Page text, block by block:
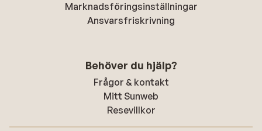
Marknadsföringsinställningar
Ansvarsfriskrivning
Behöver du hjälp?
Frågor & kontakt
Mitt Sunweb
Resevillkor